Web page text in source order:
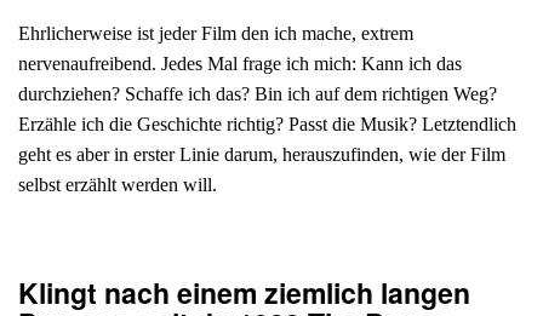
Ehrlicherweise ist jeder Film den ich mache, extrem
nervenaufreibend. Jedes Mal frage ich mich: Kann ich das
durchziehen? Schaffe ich das? Bin ich auf dem richtigen Weg?
Erzähle ich die Geschichte richtig? Passt die Musik? Letztendlich
geht es aber in erster Linie darum, herauszufinden, wie der Film
selbst erzählt werden will.
Klingt nach einem ziemlich langen